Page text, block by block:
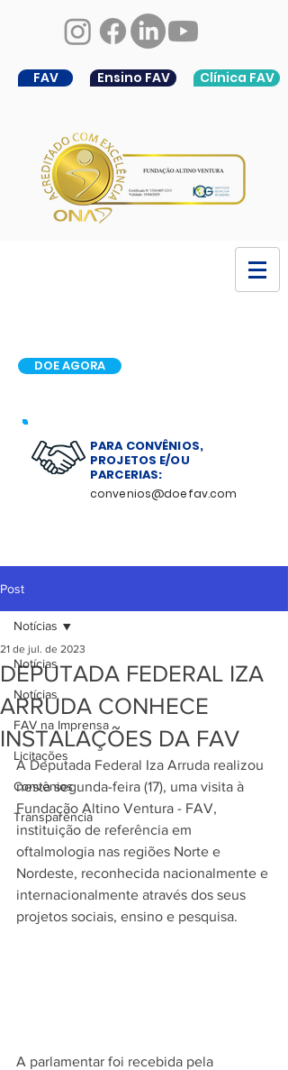
FAV Ensino FAV Clínica FAV
DOE AGORA
PARA CONVÊNIOS,
PROJETOS E/OU
PARCERIAS:
convenios@doefav.com
Post
Notícias
Notícias
FAV na Imprensa
Licitações
Convênios
Transparência
Notícias
DEPUTADA FEDERAL IZA
ARRUDA CONHECE
INSTALAÇÕES DA FAV
21 de jul. de 2023
A Deputada Federal Iza Arruda realizou
nesta segunda-feira (17), uma visita à
Fundação Altino Ventura - FAV,
instituição de referência em
oftalmologia nas regiões Norte e
Nordeste, reconhecida nacionalmente e
internacionalmente através dos seus
projetos sociais, ensino e pesquisa.
A parlamentar foi recebida pela